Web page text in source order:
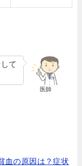
医師
て
血の原因は？症状